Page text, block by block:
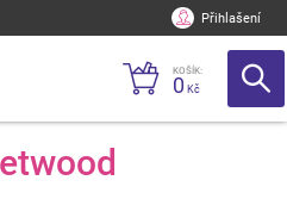
Přihlašení
KOŠÍK:
0 Kč